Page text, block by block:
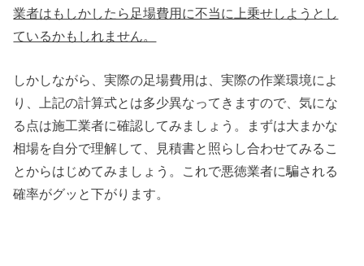
業者はもしかしたら足場費用に不当に上乗せしようとし
ているかもしれません。
しかしながら、実際の足場費用は、実際の作業環境によ
り、上記の計算式とは多少異なってきますので、気にな
る点は施工業者に確認してみましょう。まずは大まかな
相場を自分で理解して、見積書と照らし合わせてみるこ
とからはじめてみましょう。これで悪徳業者に騙される
確率がグッと下がります。